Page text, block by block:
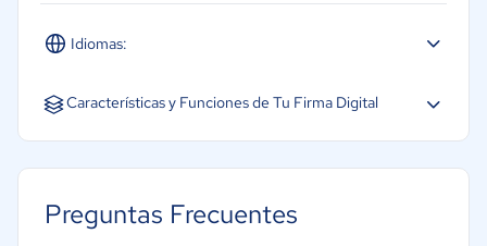
Idiomas:
Español
Características y Funciones de Tu Firma Digital
Firma electrónica
Preguntas Frecuentes